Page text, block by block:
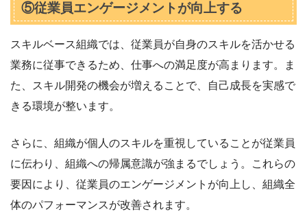
⑤従業員エンゲージメントが向上する
スキルベース組織では、従業員が自身のスキルを活かせる
業務に従事できるため、仕事への満足度が高まります。ま
た、スキル開発の機会が増えることで、自己成長を実感で
きる環境が整います。
さらに、組織が個人のスキルを重視していることが従業員
に伝わり、組織への帰属意識が強まるでしょう。これらの
要因により、従業員のエンゲージメントが向上し、組織全
体のパフォーマンスが改善されます。